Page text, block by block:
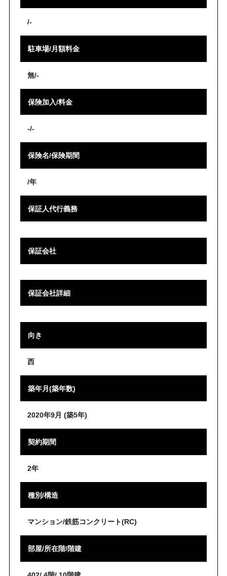
/-
駐車場/月額料金
無/-
保険加入/料金
-/-
保険名/保険期間
/年
保証人代行義務
保証会社
保証会社詳細
向き
西
築年月(築年数)
2020年9月 (築5年)
契約期間
2年
種別/構造
マンション/鉄筋コンクリート(RC)
部屋/所在階/階建